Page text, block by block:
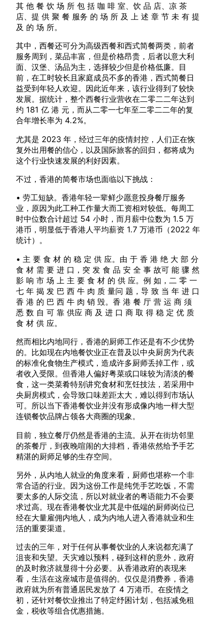
其 他 餐 饮 场 所 包 括 咖 啡 室、饮 品 店、凉 茶
店、提 供 聚 餐 服务 的 场 所 及 上 述 章 节 未 有 提
及 的 场 所。
其中，西餐还可分为高级西餐和西式简餐两类，前者
服务周到，菜品丰富，但是价格昂贵，后者以意大利
面、汉堡、汤品为主，选择较少但是价格低廉。目
前，在工时较长且家庭成员不多的香港，西式简餐日
益受到年轻人欢迎。因此近年来，该行业得到了较快
发展。据统计，整个西餐行业营收在二零二二年达到
约 181 亿 港 元，而从二零一七年至二零二二年的复
合年增长率为 4.2%。
尤其是 2023 年，经过三年的疫情封控，人们正在恢
复外出用餐的信心，以及国际旅客的回归，都将成为
这个行业快速发展的利好因素。
不过，香港的简餐市场也面临以下挑战：
• 劳工短缺。香港年轻一辈鲜少愿意投身餐厅服务
业，原因为此工种工作量大而工资相对较低。每周工
时中位数合计超过 54 小时，而月薪中位数为 1.5 万
港币，明显低于香港人平均薪资 1.7 万港币（2022 年
统计）。
• 主 要 食 材 的 稳 定 供 应。由 于 香 港 绝 大 部 分
食 材 需 要 进 口，突 发 食 品 安 全 事 故可 能 骤 然
影 响 市 场 上 主 要 食 材 的 供 应。例 如，二 零 一
七 年 揭 发 巴 西 牛 肉 质 量问 题，导 致 当 年 进 口
香 港 的 巴 西 牛 肉 销 毁。香 港 餐 厅 营 运 商 须
悉 数 自 可 靠 供应 商 及 进 口 商 取 得 稳 定 优 质
食 材 供 应。
然而相比内地同行，香港的厨师工作还是有不少优势
的。比如现在内地餐饮业正在普及以中央厨房为代表
的标准化食物生产模式，造成许多厨师丢掉工作，或
者收入受限。但香港人偏好粤菜或口味较为清淡的餐
食，这一类菜肴特别讲究食材和烹饪技法，若采用中
央厨房模式，会导致口味差距太大，难以得到市场认
可。所以当下香港餐饮业并没有形成像内地一样大型
连锁餐饮品牌占领各大商圈的现象。
目前，独立餐厅仍然是香港的主流。从开在街坊邻里
的茶餐厅，到夜晚喧闹的大排档，香港依然给予手艺
精湛的厨师足够的生存空间。
另外，从内地人就业的角度来看，厨师也堪称一个非
常合适的行业。因为这份工作是纯凭手艺吃饭，不需
要太多的人际交流，所以对就业者的粤语能力不会要
求过高。现在香港餐饮业尤其是中低端的厨师岗位已
经在大量雇佣内地人，成为内地人进入香港就业和生
活的重要渠道。
过去的三年，对于任何从事餐饮业的人来说都充满了
沮丧和失望。天灾难以预料，碰到这样的意外，政府
的及时救济就显得十分必要。从香港政府的表现来
看，生活在这座城市是值得的。仅仅是消费券，香港
政府就为所有普通居民发放了 4 万港币。在疫情之
初，还针对餐饮业推出了特定纾困计划，包括减免租
金，税收等组合优惠措施。